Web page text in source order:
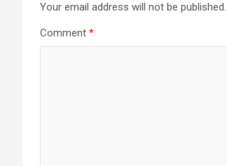
Your email address will not be published.
Comment *